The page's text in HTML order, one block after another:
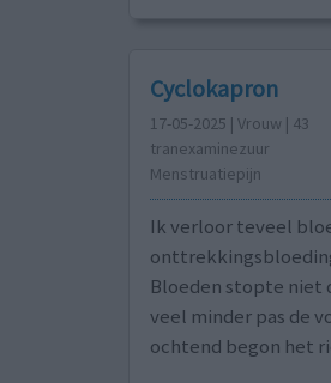
Cyclokapron
17-05-2025 | Vrouw | 43
tranexaminezuur
Menstruatiepijn
Ik verloor teveel
Bloeden stopte niet
veel minder pas de
ochtend begon het